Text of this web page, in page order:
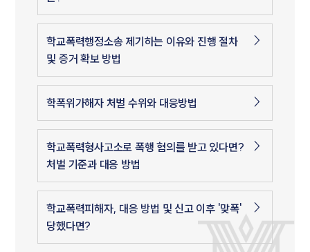
학교폭력행정소송 제기하는 이유와 진행 절차
및 증거 확보 방법
학폭위가해자 처벌 수위와 대응방법
학교폭력형사고소로 폭행 혐의를 받고 있다면?
처벌 기준과 대응 방법
학교폭력피해자, 대응 방법 및 신고 이후 '맞폭'
당했다면?